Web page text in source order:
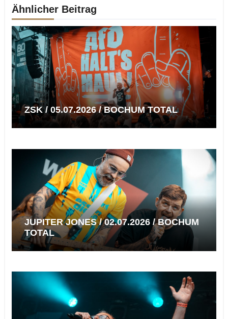
Ähnlicher Beitrag
ZSK / 05.07.2026 / BOCHUM TOTAL
JUPITER JONES / 02.07.2026 / BOCHUM
TOTAL